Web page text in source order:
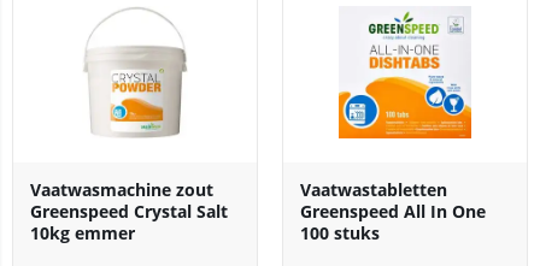
Vaatwasmachine zout
Greenspeed Crystal Salt
10kg emmer
Vaatwastabletten
Greenspeed All In One
100 stuks